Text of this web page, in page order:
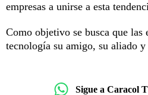
empresas a unirse a esta
Como objetivo se busca que las
tecnología su amigo, su aliado
Sigue a Caracol